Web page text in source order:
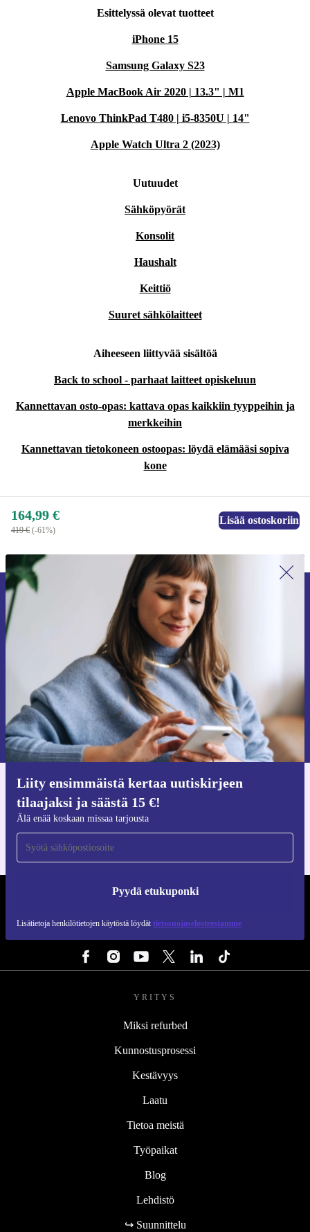
Esittelyssä olevat tuotteet
iPhone 15
Samsung Galaxy S23
Apple MacBook Air 2020 | 13.3" | M1
Lenovo ThinkPad T480 | i5-8350U | 14"
Apple Watch Ultra 2 (2023)
Uutuudet
Sähköpyörät
Konsolit
Haushalt
Keittiö
Suuret sähkölaitteet
Aiheeseen liittyvää sisältöä
Back to school - parhaat laitteet opiskeluun
Kannettavan osto-opas: kattava opas kaikkiin tyyppeihin ja
merkkeihin
Kannettavan tietokoneen ostoopas: löydä elämääsi sopiva
kone
164,99 €
419 € (-61%)
Lisää ostoskoriin
Liity ensimmäistä kertaa uutiskirjeen
tilaajaksi ja säästä 15 €!
Älä enää koskaan missaa tarjousta
Pyydä etukuponki
Lisätietoja henkilötietojen käytöstä löydät tietosuojaselosteestamme
Liity ensimmäistä kertaa uutiskirjeen
tilaajaksi ja säästä 15 €!
Älä missaa enää yhtäkään tarjousta.
Pyydä etukuponki
Lisätietoja henkilötietojen käytöstä löydättietosuojaselosteestamme.
Hanki refurbed-sovellus
iOS:lle ja Androidille
YRITYS
Miksi refurbed
Kunnostusprosessi
Kestävyys
Laatu
Tietoa meistä
Työpaikat
Blog
Lehdistö
↪ Suunnittelu